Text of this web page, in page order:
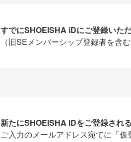
すでにSHOEISHA iDにご登録いた
（旧SEメンバーシップ登録者を含む
新たにSHOEISHA iDをご登録され
ご入力のメールアドレス宛てに「